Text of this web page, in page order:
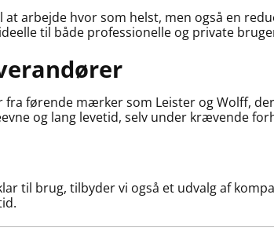
arbejde hvor som helst, men også en
til både professionelle og private
førende mærker som Leister og Wolff,
og lang levetid, selv under krævende
til brug, tilbyder vi også et udvalg af